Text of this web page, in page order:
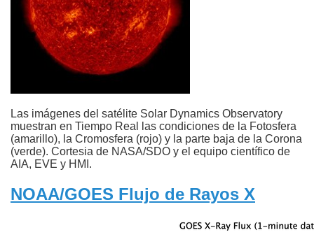
Las imágenes del satélite Solar Dynamics Observatory
muestran en Tiempo Real las condiciones de la Fotosfera
(amarillo), la Cromosfera (rojo) y la parte baja de la Corona
(verde). Cortesia de NASA/SDO y el equipo científico de
AIA, EVE y HMI.
NOAA/GOES Flujo de Rayos X